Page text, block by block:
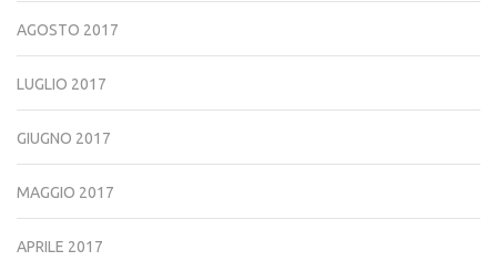
AGOSTO 2017
LUGLIO 2017
GIUGNO 2017
MAGGIO 2017
APRILE 2017